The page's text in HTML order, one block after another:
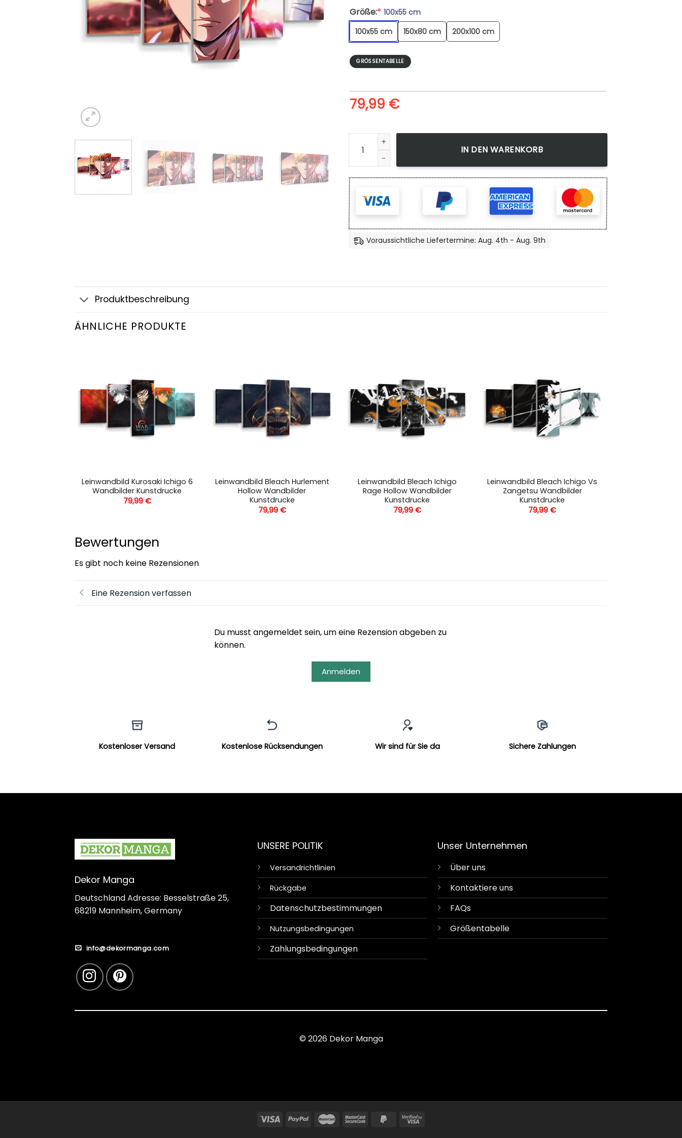
Größe:* 100x55 cm
100x55 cm
150x80 cm 200x100 cm
GRÖSSENTABELLE
79,99 €
Leinwandbild Bleach Ichigo Kurosaki Wandbilder Kunstdrucke Menge
IN DEN WARENKORB
Voraussichtliche Liefertermine: Aug. 4th - Aug. 9th
Produktbeschreibung
ÄHNLICHE PRODUKTE
Leinwandbild Kurosaki Ichigo 6
Wandbilder Kunstdrucke
79,99 €
Leinwandbild Bleach Hurlement
Hollow Wandbilder
Kunstdrucke
79,99 €
Leinwandbild Bleach Ichigo
Rage Hollow Wandbilder
Kunstdrucke
79,99€
Leinwandbild Bleach Ichigo Vs
Zangetsu Wandbilder
Kunstdrucke
79,99€
Bewertungen
Es gibt noch keine Rezensionen
Eine Rezension verfassen
Du musst angemeldet sein, um eine Rezension abgeben zu
können.
Anmelden
Kostenloser Versand Kostenlose Rücksendungen Wir sind für Sie da Sichere Zahlungen
Dekor Manga
Deutschland Adresse: Besselstraße 25,
68219 Mannheim, Germany
info@dekormanga.com
UNSERE POLITIK
Versandrichtlinien
Rückgabe
Datenschutzbestimmungen
Nutzungsbedingungen
Zahlungsbedingungen
Unser Unternehmen
Über uns
Kontaktiere uns
FAQs
Größentabelle
© 2026 Dekor Manga